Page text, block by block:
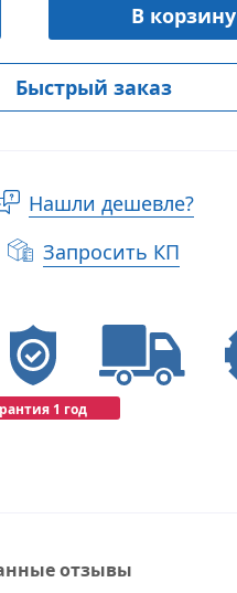
В корзину
Быстрый заказ
Нашли дешевле?
Запросить КП
1 год
отзывы